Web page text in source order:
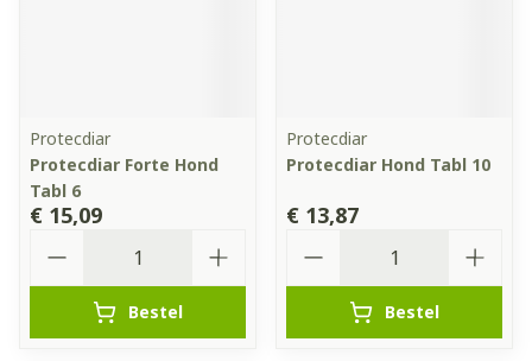
Protecdiar
Protecdiar Forte Hond
Tabl 6
€ 15,09
Bestel
Protecdiar
Protecdiar Hond Tabl 10
€ 13,87
Bestel